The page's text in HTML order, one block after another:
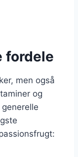
fordele
men også
og